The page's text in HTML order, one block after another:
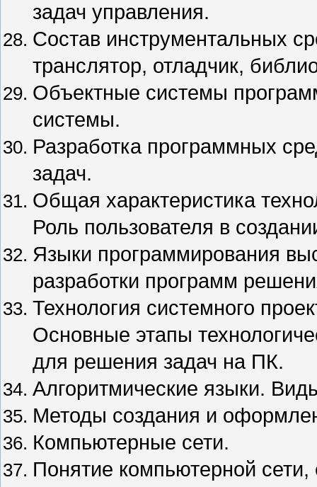
задач управления.
Состав инструментальных
транслятор, отладчик,
Объектные системы
системы.
Разработка программных
задач.
Общая характеристика
Роль пользователя в
Языки программирования
разработки программ
Технология системного
Основные этапы
для решения задач на ПК.
Алгоритмические языки.
Методы создания и
Компьютерные сети.
Понятие компьютерной